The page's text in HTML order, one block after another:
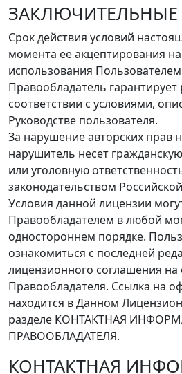
Срок действия условий
момента ее акцептирования
использования
Правообладатель
соответствии с условиями,
Руководстве пользователя.
За нарушение авторских прав
нарушитель несет
или уголовную
законодательством
Условия данной лицензии
Правообладателем в любой
одностороннем порядке.
ознакомиться с последней
лицензионного соглашения
Правообладателя. Ссылка на
находится в Данном
разделе КОНТАКТНАЯ
ПРАВООБЛАДАТЕЛЯ.
КОНТАКТНАЯ